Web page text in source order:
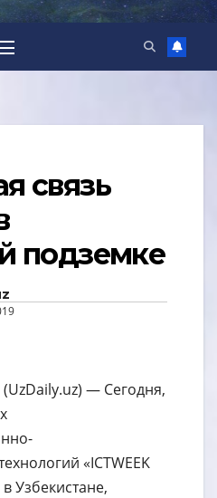
связь
подземке
— Сегодня,
«ICTWEEK
Узбекистане,